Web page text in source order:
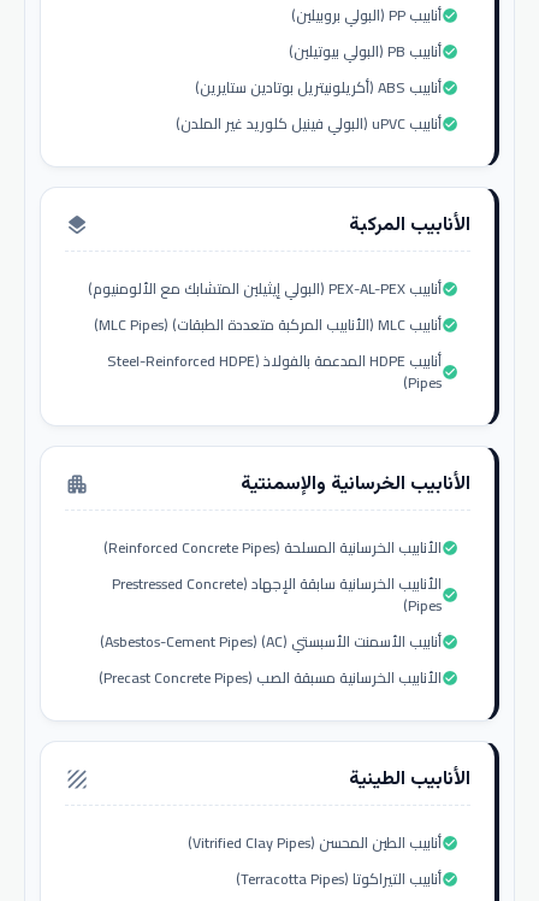
أنابيب PP (البولي بروبيلين)check_circle
أنابيب PB (البولي بيوتيلين)check_circle
أنابيب ABS (أكريلونيتريل بوتادين ستايرين)check_circle
أنابيب uPVC (البولي فينيل كلوريد غير الملدن)check_circle
الأنابيب المركبة layers
أنابيب PEX-AL-PEX (البولي إيثيلين المتشابك مع الألومنيوم)check_circle
أنابيب MLC (الأنابيب المركبة متعددة الطبقات) (MLC Pipes)check_circle
أنابيب HDPE المدعمة بالفولاذ (Steel-Reinforced HDPE
Pipes)check_circle
الأنابيب الخرسانية والإسمنتية apartment
الأنابيب الخرسانية المسلحة (Reinforced Concrete Pipes)check_circle
الأنابيب الخرسانية سابقة الإجهاد (Prestressed Concrete
Pipes)check_circle
أنابيب الأسمنت الأسبستي (AC) (Asbestos-Cement Pipes)check_circle
الأنابيب الخرسانية مسبقة الصب (Precast Concrete Pipes)check_circle
الأنابيب الطينية texture
أنابيب الطين المحسن (Vitrified Clay Pipes)check_circle
أنابيب التيراكوتا (Terracotta Pipes)check_circle